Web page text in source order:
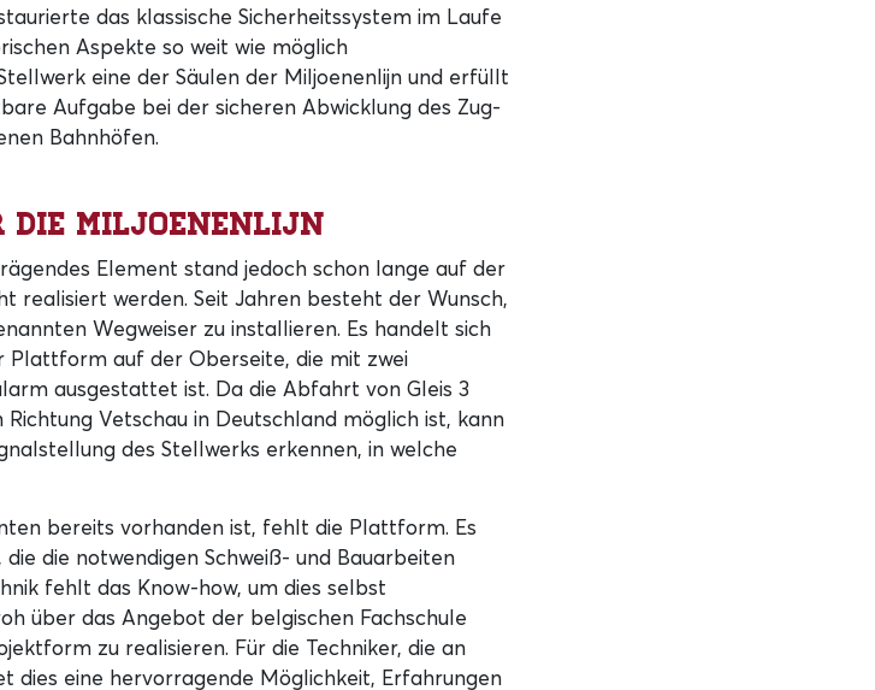
das klassische Sicherheitssystem im Laufe
Aspekte so weit wie möglich
eine der Säulen der Miljoenenlijn und erfüllt
Aufgabe bei der sicheren Abwicklung des Zug-
Bahnhöfen.
die Miljoenenlijn
Element stand jedoch schon lange auf der
realisiert werden. Seit Jahren besteht der Wunsch,
Wegweiser zu installieren. Es handelt sich
auf der Oberseite, die mit zwei
ausgestattet ist. Da die Abfahrt von Gleis 3
Vetschau in Deutschland möglich ist, kann
des Stellwerks erkennen, in welche
bereits vorhanden ist, fehlt die Plattform. Es
die notwendigen Schweiß- und Bauarbeiten
fehlt das Know-how, um dies selbst
über das Angebot der belgischen Fachschule
zu realisieren. Für die Techniker, die an
dies eine hervorragende Möglichkeit, Erfahrungen